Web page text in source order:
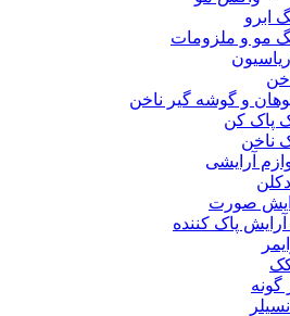
ابرو
مو و ملزومات
و گوشه گیر ناخن
پاک کن
ناخن
آرایشی
صورت
آرایش پاک کننده
گونه